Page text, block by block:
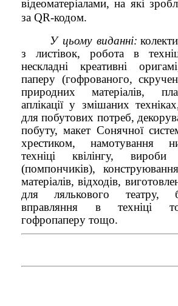
відеоматеріалами, на які
за QR-кодом.
У цьому виданні:
з листівок, робота в
нескладні креативні
паперу (гофрованого,
природних матеріалів,
аплікації у змішаних
для побутових потреб,
побуту, макет Сонячної
хрестиком, намотування
техніці квілінгу,
(помпончиків),
матеріалів, відходів,
для лялькового театру,
вправляння в техніці
гофропаперу тощо.